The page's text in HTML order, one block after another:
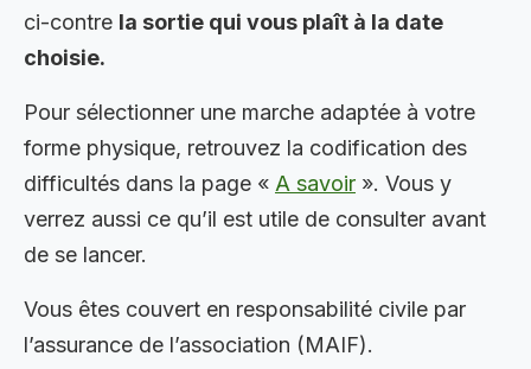
ci-contre la sortie qui vous plaît à la date
choisie.
Pour sélectionner une marche adaptée à votre
forme physique, retrouvez la codification des
difficultés dans la page « A savoir ». Vous y
verrez aussi ce qu’il est utile de consulter avant
de se lancer.
Vous êtes couvert en responsabilité civile par
l’assurance de l’association (MAIF).